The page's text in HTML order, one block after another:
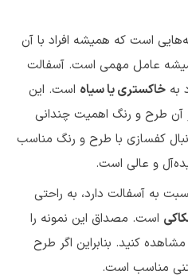
است که همیشه افراد با آن
عامل مهمی است. آسفالت
به خاکستری یا سیاه است. این
آن طرح و رنگ اهمیت چندانی
کفسازی با طرح و رنگ مناسب
و عالی است.
به آسفالت دارد، به راحتی
است. مصداق این نمونه را
مشاهده کنید. بنابراین اگر طرح
مناسب است.